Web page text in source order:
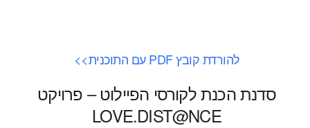
להורדת קובץ PDF עם התוכנית>>
סדנת הכנת לקורסי הפיילוט – פרויקט
LOVE.DIST@NCE